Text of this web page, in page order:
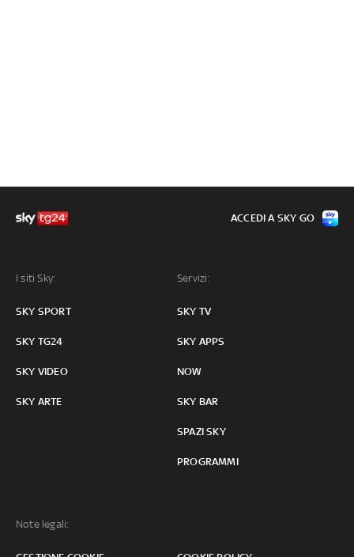
I siti Sky:
SKY SPORT
SKY TG24
SKY VIDEO
SKY ARTE
Servizi:
SKY TV
SKY APPS
NOW
SKY BAR
SPAZI SKY
PROGRAMMI
Note legali:
ACCEDI A SKY GO